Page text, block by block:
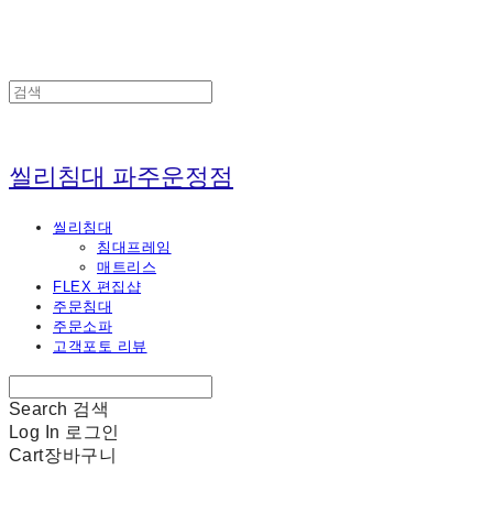
씰리침대 파주운정점
씰리침대
침대프레임
매트리스
FLEX 편집샵
주문침대
주문소파
고객포토 리뷰
Search 검색
Log In 로그인
Cart장바구니